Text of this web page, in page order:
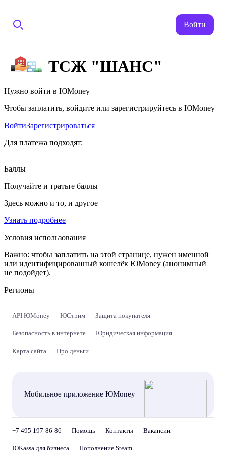
Войти
ТСЖ "ШАНС"
Нужно войти в ЮMoney
Чтобы заплатить, войдите или зарегистрируйтесь в ЮMoney
ВойтиЗарегистрироваться
Для платежа подходят:
Баллы
Получайте и тратьте баллы
Здесь можно и то, и другое
Узнать подробнее
Условия использования
Важно: чтобы заплатить на этой странице, нужен именной
или идентифицированный кошелёк ЮMoney (анонимный
не подойдет).
Регионы
API ЮMoney ЮСтрим Защита покупателя
Безопасность в интернете Юридическая информация
Карта сайта Про деньги
Мобильное приложение ЮMoney
+7 495 197-86-86 Помощь Контакты Вакансии
ЮKassa для бизнеса Пополнение Steam